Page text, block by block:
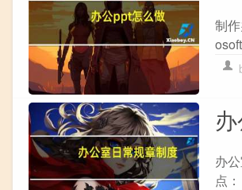
制
办
点